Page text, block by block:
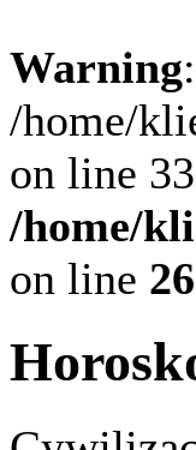
Warning
/home/
on line
/home/
on line